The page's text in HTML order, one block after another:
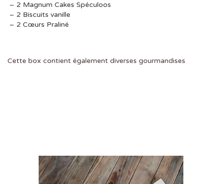
– 2 Magnum Cakes Spéculoos
– 2 Biscuits vanille
– 2 Cœurs Praliné
Cette box contient également diverses gourmandises